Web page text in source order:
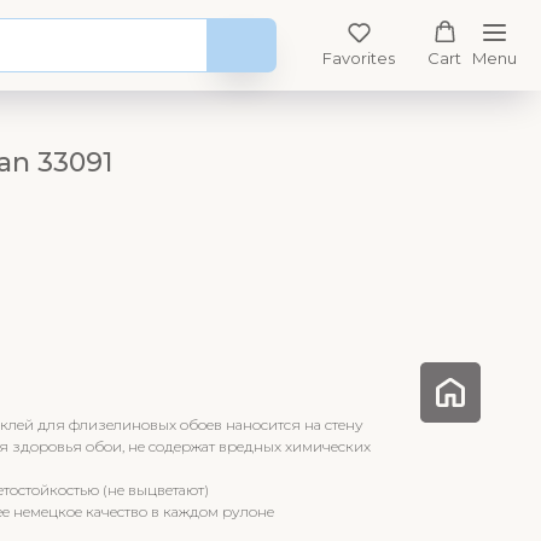
Favorites Cart Menu
33091
для флизелиновых обоев наносится на стену
здоровья обои, не содержат вредных химических
(не выцветают)
немецкое качество в каждом рулоне